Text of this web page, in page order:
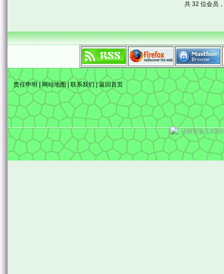
共 32 位会员
责任申明| 网站地图 联系我们|返回首页
公网安备